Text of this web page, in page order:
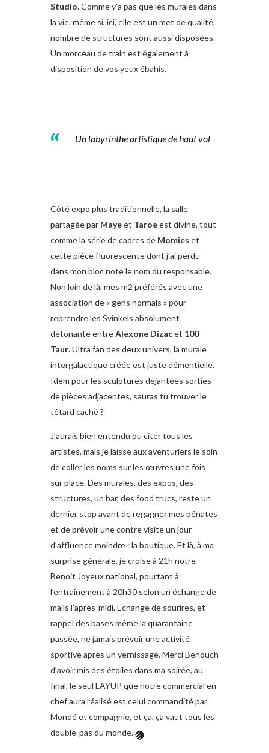
Studio. Comme y’a pas que les murales dans
la vie, même si, ici, elle est un met de qualité,
nombre de structures sont aussi disposées.
Un morceau de train est également à
disposition de vos yeux ébahis.
Un labyrinthe artistique de haut vol
Côté expo plus traditionnelle, la salle
partagée par Mayeet Taroeest divine, tout
comme la série de cadres de Momies et
cette pièce fluorescente dont j’ai perdu
dans mon bloc note le nom du responsable.
Non loin de là, mes m2 préférés avec une
association de « gens normals » pour
reprendre les Svinkels absolument
détonante entreAlëxone Dizacet 100
Taur. Ultra fan des deux univers, la murale
intergalactique créée est juste démentielle.
Idem pour les sculptures déjantées sorties
de pièces adjacentes, sauras tu trouver le
têtard caché ?
J’aurais bien entendu pu citer tous les
artistes, mais je laisse aux aventuriers le soin
de coller les noms sur les œuvres une fois
sur place. Des murales, des expos, des
structures, un bar, des food trucs, reste un
dernier stop avant de regagner mes pénates
et de prévoir une contre visite un jour
d’affluence moindre : la boutique. Et là, à ma
surprise générale, je croise à 21h notre
Benoit Joyeux national, pourtant à
l’entrainement à 20h30 selon un échange de
mails l’après-midi. Echange de sourires, et
rappel des bases même la quarantaine
passée, ne jamais prévoir une activité
sportive après un vernissage. Merci Benouch
d’avoir mis des étoiles dans ma soirée, au
final, le seul LAYUP que notre commercial en
chef aura réalisé est celui commandité par
Mondé et compagnie, et ça, ça vaut tous les
double-pas du monde.